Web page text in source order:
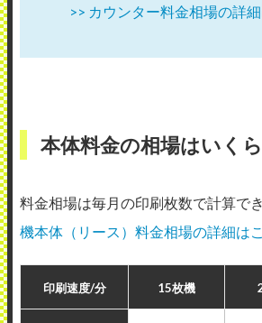
>> カウンター料金相場の詳
本体料金の相場はいく
料金相場は毎月の印刷枚数で計算で
機本体（リース）料金相場の詳細は
印刷速度/分 15枚機